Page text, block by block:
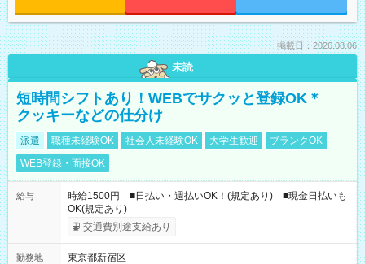
掲載日：2026.08.06
未読
短時間シフトあり！WEBでサクッと登録OK＊
クッキーなどの仕分け
派遣 職種未経験OK 社会人未経験OK 大学生歓迎
ブランクOK
WEB登録・面接OK
給与
時給1500円 ■日払い・週払いOK！(規定あり) ■現金日払いも
OK(規定あり)
交通費別途支給あり
勤務地
東京都新宿区